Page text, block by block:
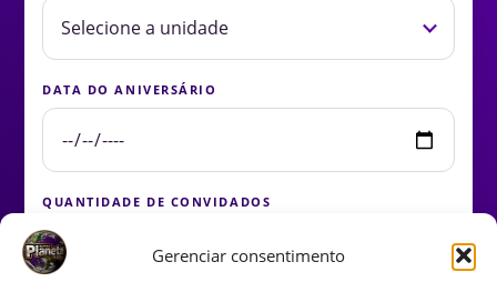
Gerenciar consentimento
DATA DO ANIVERSÁRIO
QUANTIDADE DE CONVIDADOS